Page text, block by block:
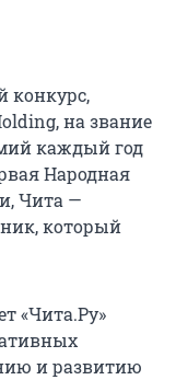
конкурс,
на звание
каждый год
Народная
Чита —
который
«Чита.Ру»
и развитию